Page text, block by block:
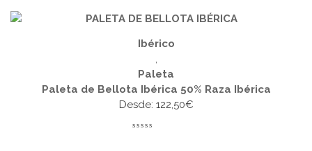
Ibérico
,
Paleta
Paleta de Bellota Ibérica 50% Raza Ibérica
Desde: 122,50€